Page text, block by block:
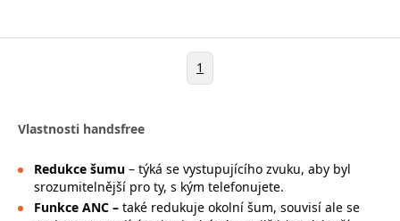
1
Vlastnosti handsfree
Redukce šumu– týká se vystupujícího zvuku, aby byl
srozumitelnější pro ty, s kým telefonujete.
Funkce ANC – také redukuje okolní šum, souvisí ale se